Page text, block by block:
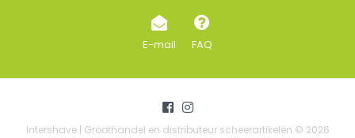
E-mail FAQ
Intershave | Groothandel en distributeur scheerartikelen © 2026